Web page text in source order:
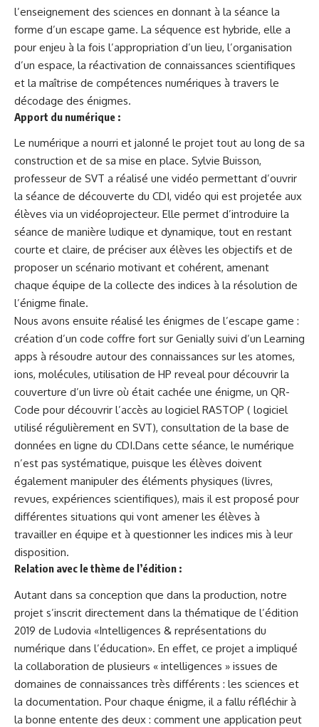
l’enseignement des sciences en donnant à la séance la
forme d’un escape game. La séquence est hybride, elle a
pour enjeu à la fois l’appropriation d’un lieu, l’organisation
d’un espace, la réactivation de connaissances scientifiques
et la maîtrise de compétences numériques à travers le
décodage des énigmes.
Apport du numérique :
Le numérique a nourri et jalonné le projet tout au long de sa
construction et de sa mise en place. Sylvie Buisson,
professeur de SVT a réalisé une vidéo permettant d’ouvrir
la séance de découverte du CDI, vidéo qui est projetée aux
élèves via un vidéoprojecteur. Elle permet d’introduire la
séance de manière ludique et dynamique, tout en restant
courte et claire, de préciser aux élèves les objectifs et de
proposer un scénario motivant et cohérent, amenant
chaque équipe de la collecte des indices à la résolution de
l’énigme finale.
Nous avons ensuite réalisé les énigmes de l’escape game :
création d’un code coffre fort sur Genially suivi d’un Learning
apps à résoudre autour des connaissances sur les atomes,
ions, molécules, utilisation de HP reveal pour découvrir la
couverture d’un livre où était cachée une énigme, un QR-
Code pour découvrir l’accès au logiciel RASTOP ( logiciel
utilisé régulièrement en SVT), consultation de la base de
données en ligne du CDI.Dans cette séance, le numérique
n’est pas systématique, puisque les élèves doivent
également manipuler des éléments physiques (livres,
revues, expériences scientifiques), mais il est proposé pour
différentes situations qui vont amener les élèves à
travailler en équipe et à questionner les indices mis à leur
disposition.
Relation avec le thème de l’édition :
Autant dans sa conception que dans la production, notre
projet s’inscrit directement dans la thématique de l’édition
2019 de Ludovia «Intelligences & représentations du
numérique dans l’éducation». En effet, ce projet a impliqué
la collaboration de plusieurs « intelligences » issues de
domaines de connaissances très différents : les sciences et
la documentation. Pour chaque énigme, il a fallu réfléchir à
la bonne entente des deux : comment une application peut